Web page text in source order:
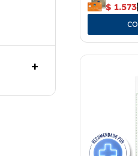
$ 1.573